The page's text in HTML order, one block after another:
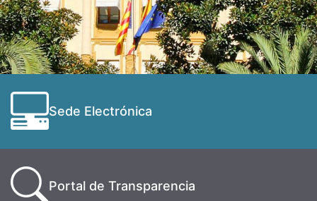
Sede Electrónica
Portal de Transparencia